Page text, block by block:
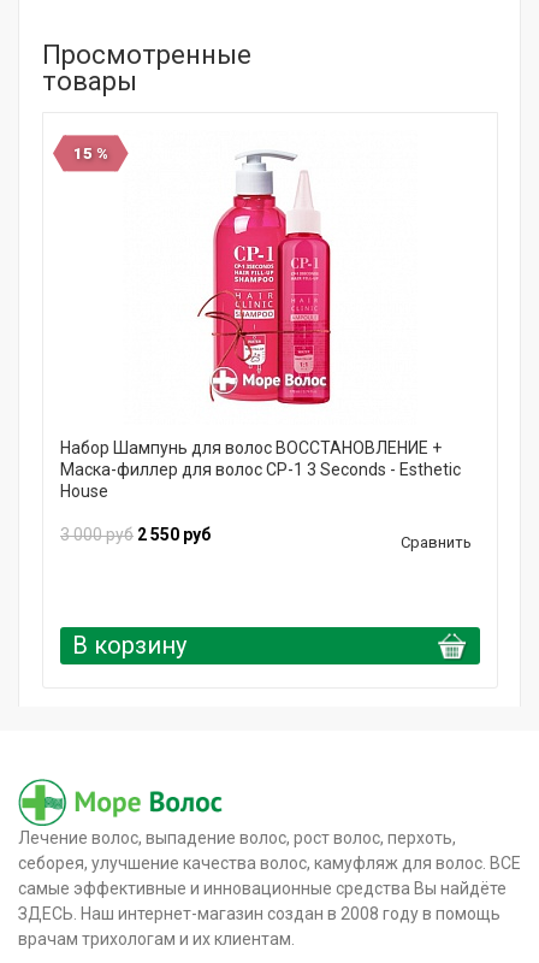
Просмотренные
товары
15 %
Набор Шампунь для волос ВОССТАНОВЛЕНИЕ +
Маска-филлер для волос CP-1 3 Seconds - Esthetic
House
3 000 руб 2 550 руб Сравнить
В корзину
Лечение волос, выпадение волос, рост волос, перхоть,
себорея, улучшение качества волос, камуфляж для волос. ВСЕ
самые эффективные и инновационные средства Вы найдёте
ЗДЕСЬ. Наш интернет-магазин создан в 2008 году в помощь
врачам трихологам и их клиентам.